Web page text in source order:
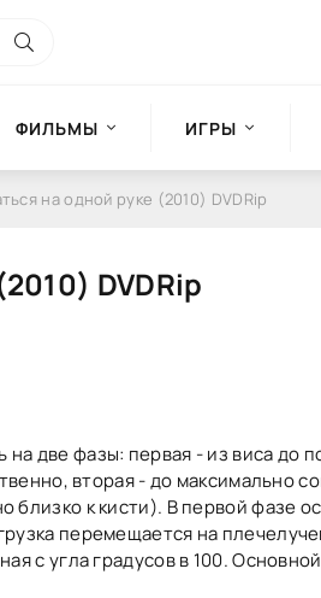
ФИЛЬМЫ ИГРЫ
на одной руке (2010) DVDRip
DVDRip
две фазы: первая - из виса до
вторая - до максимально
близко к кисти). В первой фазе
перемещается на
с угла градусов в 100.